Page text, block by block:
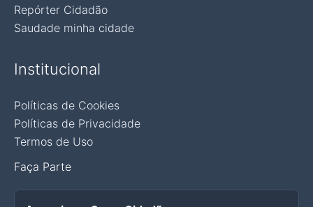
Repórter Cidadão
Saudade minha cidade
Institucional
Políticas de Cookies
Políticas de Privacidade
Termos de Uso
Faça Parte